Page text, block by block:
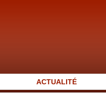
ACTUALITÉ